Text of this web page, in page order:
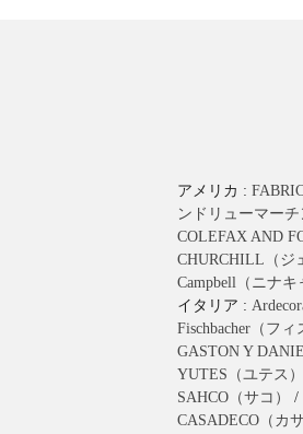
アメリカ :
ンドリューマーチ
COLEFAX AND
CHURCHILL（ジ
Campbell（ニナキ
イタリア :
Fischbacher（フィ
GASTON Y
YUTES（ユテス）
SAHCO（サコ）
/
CASADECO（カ